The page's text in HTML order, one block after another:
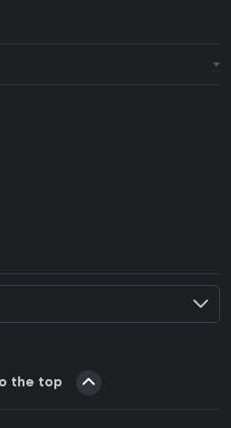
(CD Key)?
(CD Key)?
Key)?
Connect (CD Key)?
the top